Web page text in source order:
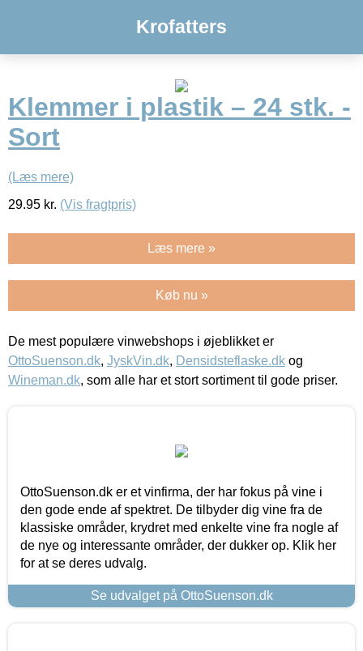
Krofatters
Klemmer i plastik – 24 stk. -
Sort
(Læs mere)
29.95 kr. (Vis fragtpris)
Læs mere »
Køb nu »
De mest populære vinwebshops i øjeblikket er
OttoSuenson.dk, JyskVin.dk, Densidsteflaske.dk og
Wineman.dk, som alle har et stort sortiment til gode priser.
OttoSuenson.dk er et vinfirma, der har fokus på vine i
den gode ende af spektret. De tilbyder dig vine fra de
klassiske områder, krydret med enkelte vine fra nogle af
de nye og interessante områder, der dukker op. Klik her
for at se deres udvalg.
Se udvalget på OttoSuenson.dk